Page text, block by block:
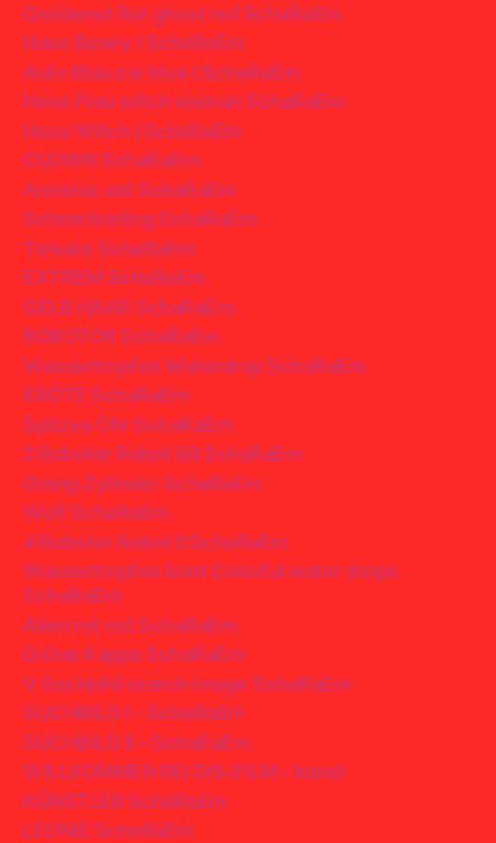
Gesbenst Rot ghost red SchaRaEm
Hase Bunny I SchaRaEm
Auto Blau car blue I SchaRaEm
Hexe Frau witch woman SchaRaEm
Hexe Witch I SchaRaEm
CLOWN SchaRaEm
Armeise ant SchaRaEm
Schmetterling SchaRaEm
Tomate SchaRaEm
EXTREM SchaRaEm
GELB HAAR SchaRaEm
ROBOTOR SchaRaEm
Wassertropfen Waterdrop SchaRaEm
KRÖTE SchaRaEm
Spitzes Ohr SchaRaEm
2 Roboter Robot iiIII SchaRaEm
Orang Zylinder SchaRaEm
Wolf SchaRaEm
4 Roboter Robot II SchaRaEm
Wassertropfen bunt Colorful water drops
SchaRaEm
Alien rot red SchaRaEm
Grüne Kappe SchaRaEm
V Suchbild search image SchaRaEm
SUCHBILD I – SchaRaEm
SUCHBILD II – SchaRaEm
WILLKOMMEN BEI DIS-FILM – kunst
KÜNSTLER SchaRaEm
LEONIE SchaRaEm